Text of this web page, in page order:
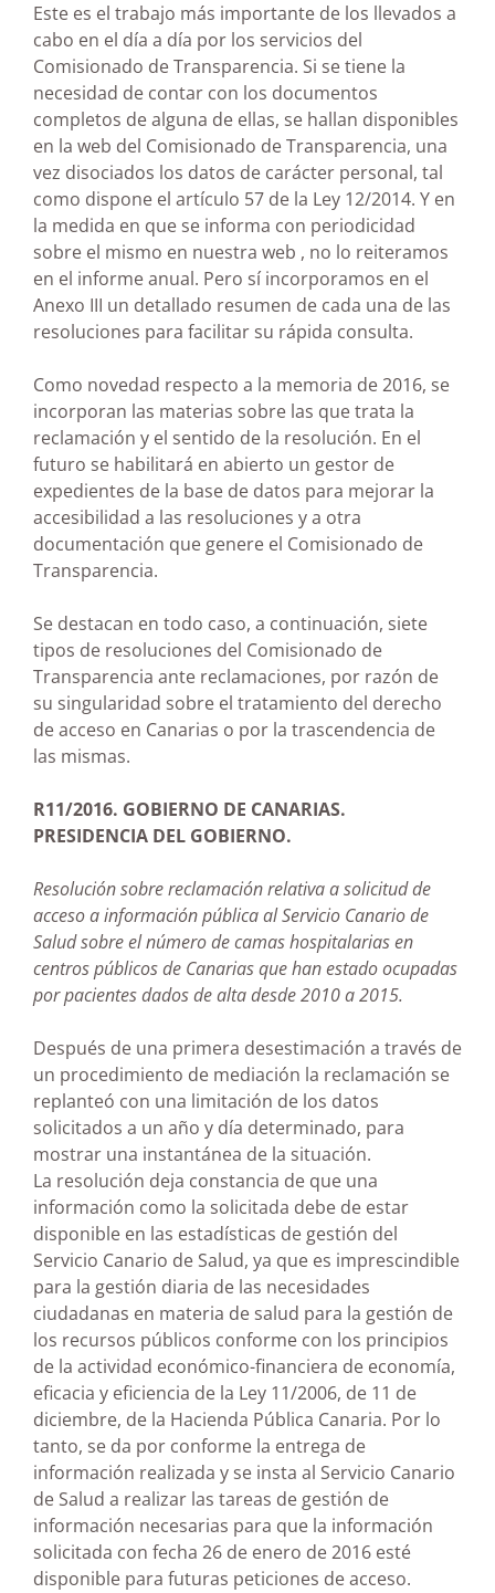
Este es el trabajo más importante de los llevados a
cabo en el día a día por los servicios del
Comisionado de Transparencia. Si se tiene la
necesidad de contar con los documentos
completos de alguna de ellas, se hallan disponibles
en la web del Comisionado de Transparencia, una
vez disociados los datos de carácter personal, tal
como dispone el artículo 57 de la Ley 12/2014. Y en
la medida en que se informa con periodicidad
sobre el mismo en nuestra web , no lo reiteramos
en el informe anual. Pero sí incorporamos en el
Anexo III un detallado resumen de cada una de las
resoluciones para facilitar su rápida consulta.
Como novedad respecto a la memoria de 2016, se
incorporan las materias sobre las que trata la
reclamación y el sentido de la resolución. En el
futuro se habilitará en abierto un gestor de
expedientes de la base de datos para mejorar la
accesibilidad a las resoluciones y a otra
documentación que genere el Comisionado de
Transparencia.
Se destacan en todo caso, a continuación, siete
tipos de resoluciones del Comisionado de
Transparencia ante reclamaciones, por razón de
su singularidad sobre el tratamiento del derecho
de acceso en Canarias o por la trascendencia de
las mismas.
R11/2016. GOBIERNO DE CANARIAS.
PRESIDENCIA DEL GOBIERNO.
Resolución sobre reclamación relativa a solicitud de
acceso a información pública al Servicio Canario de
Salud sobre el número de camas hospitalarias en
centros públicos de Canarias que han estado ocupadas
por pacientes dados de alta desde 2010 a 2015.
Después de una primera desestimación a través de
un procedimiento de mediación la reclamación se
replanteó con una limitación de los datos
solicitados a un año y día determinado, para
mostrar una instantánea de la situación.
La resolución deja constancia de que una
información como la solicitada debe de estar
disponible en las estadísticas de gestión del
Servicio Canario de Salud, ya que es imprescindible
para la gestión diaria de las necesidades
ciudadanas en materia de salud para la gestión de
los recursos públicos conforme con los principios
de la actividad económico-financiera de economía,
eficacia y eficiencia de la Ley 11/2006, de 11 de
diciembre, de la Hacienda Pública Canaria. Por lo
tanto, se da por conforme la entrega de
información realizada y se insta al Servicio Canario
de Salud a realizar las tareas de gestión de
información necesarias para que la información
solicitada con fecha 26 de enero de 2016 esté
disponible para futuras peticiones de acceso.